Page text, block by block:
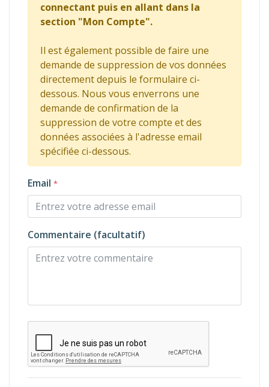
connectant puis en allant dans la
section "Mon Compte".
Il est également possible de faire une
demande de suppression de vos données
directement depuis le formulaire ci-
dessous. Nous vous enverrons une
demande de confirmation de la
suppression de votre compte et des
données associées à l'adresse email
spécifiée ci-dessous.
Email *
Commentaire (facultatif)